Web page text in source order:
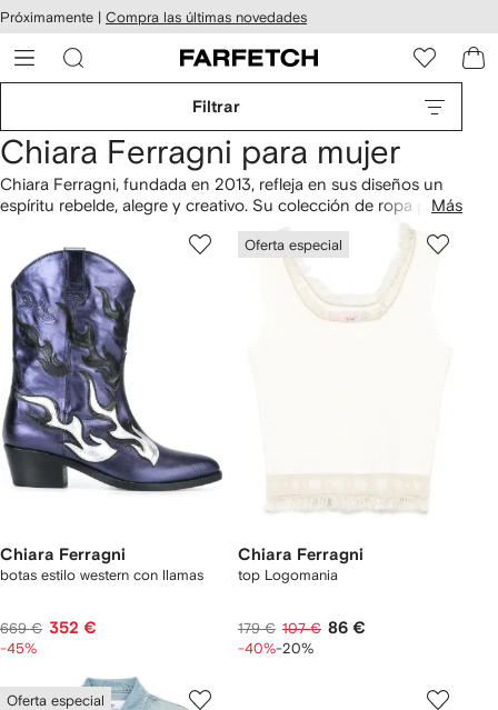
al
Próximamente | Compra las últimas novedades
Filtrar
Chiara Ferragni para mujer
Chiara Ferragni, fundada en 2013, refleja en sus diseños un
espíritu rebelde, alegre y creativo. Su colección de ropa para
mujer incluye plumíferos, sudaderas y camisetas con el
icónico logo de la marca. Descubre también sus
bandolera, suszapatillas
no te pierdasChiara Ferragni Kids
Más
Chiara Ferragni
botas estilo western con llamas
669 € 352 €
-45%
Oferta especial
Chiara Ferragni
top Logomania
179 € 107 € 86 €
-40%-20%
Oferta especial